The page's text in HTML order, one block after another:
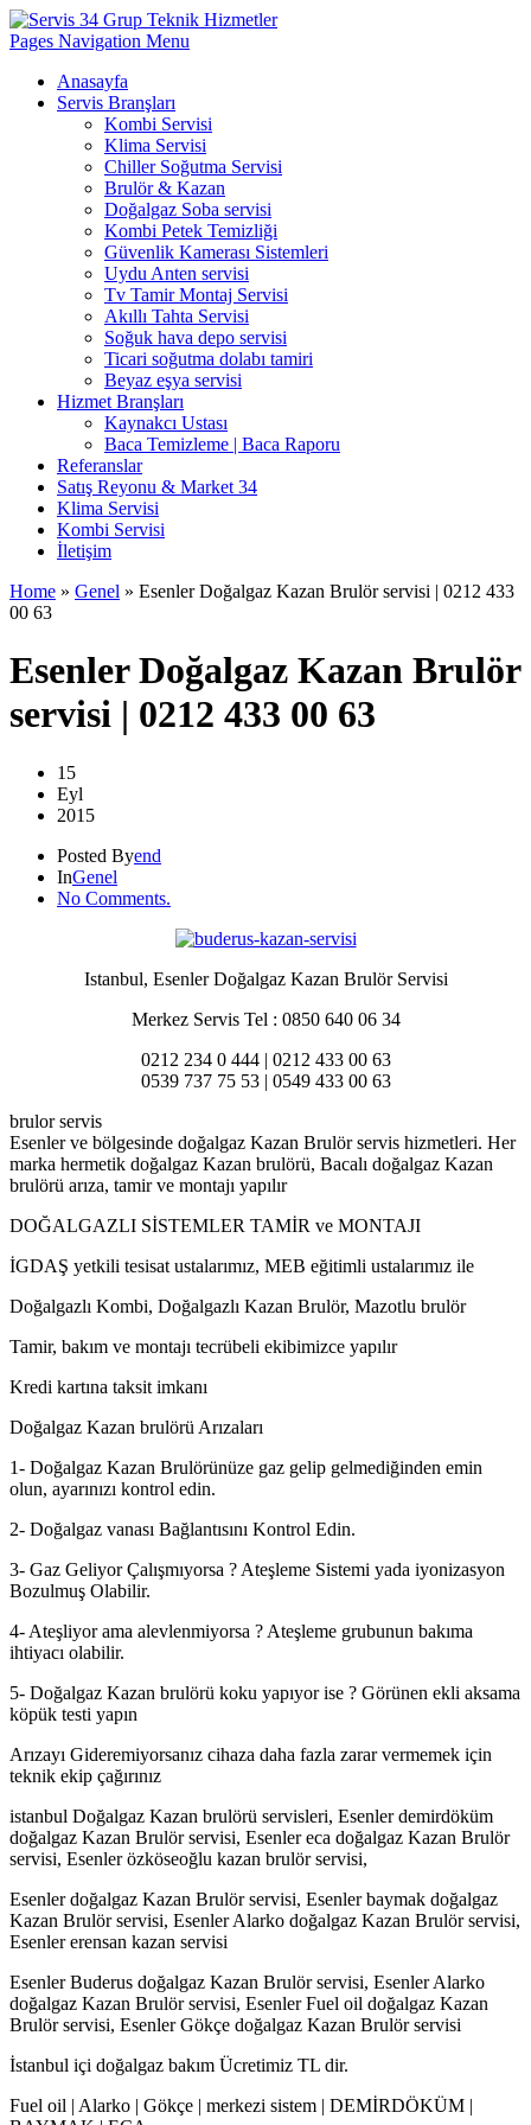
Pages Navigation Menu
Anasayfa
Servis Branşları
Kombi Servisi
Klima Servisi
Chiller Soğutma Servisi
Brulör & Kazan
Doğalgaz Soba servisi
Kombi Petek Temizliği
Güvenlik Kamerası Sistemleri
Uydu Anten servisi
Tv Tamir Montaj Servisi
Akıllı Tahta Servisi
Soğuk hava depo servisi
Ticari soğutma dolabı tamiri
Beyaz eşya servisi
Hizmet Branşları
Kaynakcı Ustası
Baca Temizleme | Baca Raporu
Referanslar
Satış Reyonu & Market 34
Klima Servisi
Kombi Servisi
İletişim
Home » Genel » Esenler Doğalgaz Kazan Brulör servisi | 0212 433
00 63
Esenler Doğalgaz Kazan Brulör
servisi | 0212 433 00 63
15
Eyl
2015
Posted Byend
InGenel
No Comments.
Istanbul, Esenler Doğalgaz Kazan Brulör Servisi
Merkez Servis Tel : 0850 640 06 34
0212 234 0 444 | 0212 433 00 63
0539 737 75 53 | 0549 433 00 63
brulor servis
Esenler ve bölgesinde doğalgaz Kazan Brulör servis hizmetleri. Her
marka hermetik doğalgaz Kazan brulörü, Bacalı doğalgaz Kazan
brulörü arıza, tamir ve montajı yapılır
DOĞALGAZLI SİSTEMLER TAMİR ve MONTAJI
İGDAŞ yetkili tesisat ustalarımız, MEB eğitimli ustalarımız ile
Doğalgazlı Kombi, Doğalgazlı Kazan Brulör, Mazotlu brulör
Tamir, bakım ve montajı tecrübeli ekibimizce yapılır
Kredi kartına taksit imkanı
Doğalgaz Kazan brulörü Arızaları
1- Doğalgaz Kazan Brulörünüze gaz gelip gelmediğinden emin
olun, ayarınızı kontrol edin.
2- Doğalgaz vanası Bağlantısını Kontrol Edin.
3- Gaz Geliyor Çalışmıyorsa ? Ateşleme Sistemi yada iyonizasyon
Bozulmuş Olabilir.
4- Ateşliyor ama alevlenmiyorsa ? Ateşleme grubunun bakıma
ihtiyacı olabilir.
5- Doğalgaz Kazan brulörü koku yapıyor ise ? Görünen ekli aksama
köpük testi yapın
Arızayı Gideremiyorsanız cihaza daha fazla zarar vermemek için
teknik ekip çağırınız
istanbul Doğalgaz Kazan brulörü servisleri, Esenler demirdöküm
doğalgaz Kazan Brulör servisi, Esenler eca doğalgaz Kazan Brulör
servisi, Esenler özköseoğlu kazan brulör servisi,
Esenler doğalgaz Kazan Brulör servisi, Esenler baymak doğalgaz
Kazan Brulör servisi, Esenler Alarko doğalgaz Kazan Brulör servisi,
Esenler erensan kazan servisi
Esenler Buderus doğalgaz Kazan Brulör servisi, Esenler Alarko
doğalgaz Kazan Brulör servisi, Esenler Fuel oil doğalgaz Kazan
Brulör servisi, Esenler Gökçe doğalgaz Kazan Brulör servisi
İstanbul içi doğalgaz bakım Ücretimiz TL dir.
Fuel oil | Alarko | Gökçe | merkezi sistem | DEMİRDÖKÜM |